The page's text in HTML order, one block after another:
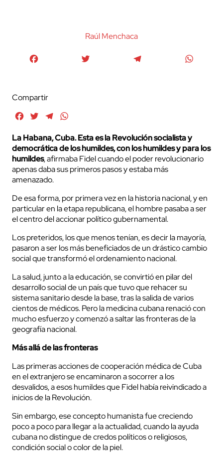
Raúl Menchaca
Compartir
FacebookTwitterTelegram
La Habana, Cuba.Esta es la Revolución socialista y
democrática de los humildes, con los humildes y para los
humildes, afirmaba Fidel cuando el poder revolucionario
apenas daba sus primeros pasos y estaba más
amenazado.
De esa forma, por primera vez en la historia nacional, y en
particular en la etapa republicana, el hombre pasaba a ser
el centro del accionar político gubernamental.
Los preteridos, los que menos tenían, es decir la mayoría,
pasaron a ser los más beneficiados de un drástico cambio
social que transformó el ordenamiento nacional.
La salud, junto a la educación, se convirtió en pilar del
desarrollo social de un país que tuvo que rehacer su
sistema sanitario desde la base, tras la salida de varios
cientos de médicos. Pero la medicina cubana renació con
mucho esfuerzo y comenzó a saltar las fronteras de la
geografía nacional.
Más allá de las fronteras
Las primeras acciones de cooperación médica de Cuba
en el extranjero se encaminaron a socorrer a los
desvalidos, a esos humildes que Fidel había reivindicado a
inicios de la Revolución.
Sin embargo, ese concepto humanista fue creciendo
poco a poco para llegar a la actualidad, cuando la ayuda
cubana no distingue de credos políticos o religiosos,
condición social o color de la piel.